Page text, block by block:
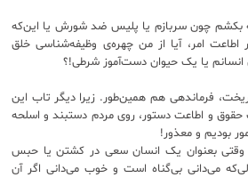
بکشم چون سربازم یا پلیس ضد شورش یا این‌که
اطاعت امر، آیا از من چهره‌ی وظیفه‌شناسی خلق
انسانم یا یک حیوان دست‌آموز شرطی!؟
فرماندهی هم همین‌طور. زیرا دیگر تاب این
حقوق و اطاعت دستور، روی مردم دستبند و اسلحه
بودیم و معذور!
بعنوان یک انسان سعی در کشتن یا حبس
می‌دانی بی‌گناه است و خوب می‌دانی اگر آن